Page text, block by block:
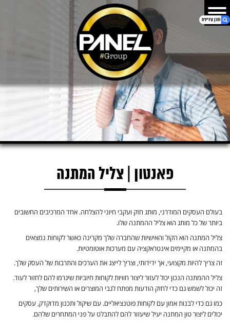
2. השארו את הפרטים ונחזור אליכם בהקדם
פאנטון | צליל המתנה
בעולם העסקים המודרני, מותג חזק ועקבי חיוני להצלחה. אחד המרכיבים החשובים
ביותר של כל מותג הוא צליל ההמתנה שלו.
צליל המתנה הוא הקול והאישיות שהחברה שלך מקרינה כאשר לקוחות נמצאים
בהמתנה או מקיימים אינטראקציה עם מערכות אוטומטיות.
זה צריך להיות מקצועי, אך ידידותי, וצריך לייצג את הערכים והתרבות של העסק שלך.
צליל ההמתנה הנכון יכול לעזור ליצור חוויות לקוחות חיוביות שיגרמו להם לחזור לעוד.
זה יכול לשמש גם כדי לחזק הודעות מפתח לגבי המוצרים או השירותים שלך,
כמו גם כדי לבנות אמון עם לקוחות פוטנציאליים. עם שיקול ותכנון מדוקדק, עסקים
יכולים ליצור טון המתנה יעיל שיעזור להם להתבלט על פני המתחרים שלהם.